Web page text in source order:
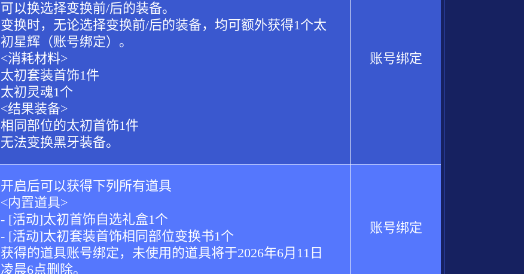
可以换选择变换前/后的装备。
变换时，无论选择变换前/后的装备，均可额外获得1个太
初星辉（账号绑定）。
<消耗材料>
太初套装首饰1件
太初灵魂1个
<结果装备>
相同部位的太初首饰1件
无法变换黑牙装备。
账号绑定
开启后可以获得下列所有道具
<内置道具>
- [活动]太初首饰自选礼盒1个
- [活动]太初套装首饰相同部位变换书1个
获得的道具账号绑定，未使用的道具将于2026年6月11日
凌晨6点删除。
账号绑定